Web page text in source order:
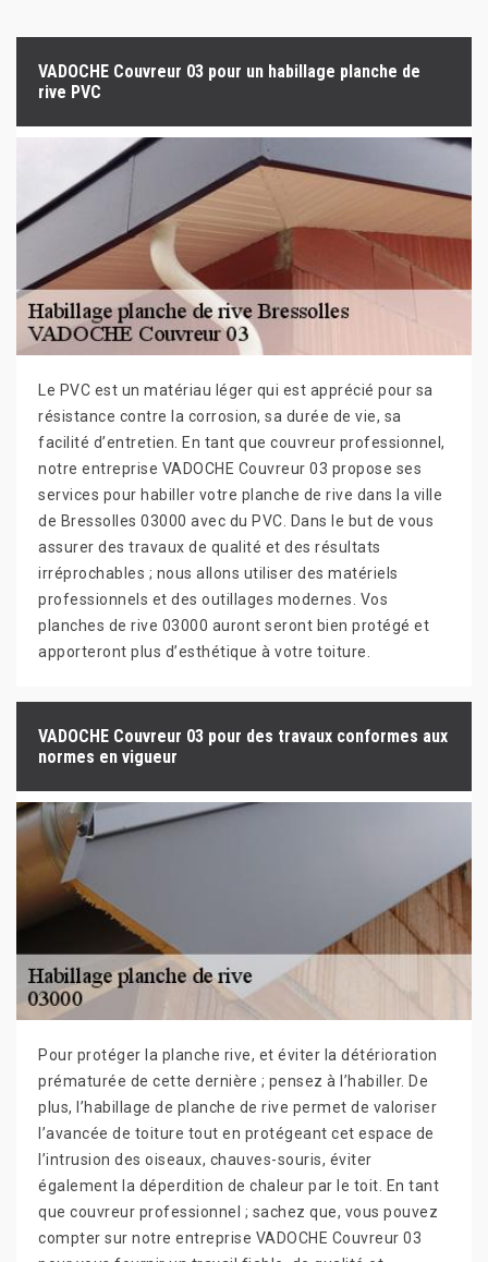
VADOCHE Couvreur 03 pour un habillage planche de
rive PVC
Le PVC est un matériau léger qui est apprécié pour sa
résistance contre la corrosion, sa durée de vie, sa
facilité d’entretien. En tant que couvreur professionnel,
notre entreprise VADOCHE Couvreur 03 propose ses
services pour habiller votre planche de rive dans la ville
de Bressolles 03000 avec du PVC. Dans le but de vous
assurer des travaux de qualité et des résultats
irréprochables ; nous allons utiliser des matériels
professionnels et des outillages modernes. Vos
planches de rive 03000 auront seront bien protégé et
apporteront plus d’esthétique à votre toiture.
VADOCHE Couvreur 03 pour des travaux conformes aux
normes en vigueur
Pour protéger la planche rive, et éviter la détérioration
prématurée de cette dernière ; pensez à l’habiller. De
plus, l’habillage de planche de rive permet de valoriser
l’avancée de toiture tout en protégeant cet espace de
l’intrusion des oiseaux, chauves-souris, éviter
également la déperdition de chaleur par le toit. En tant
que couvreur professionnel ; sachez que, vous pouvez
compter sur notre entreprise VADOCHE Couvreur 03